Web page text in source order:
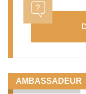
AMBASSADEUR